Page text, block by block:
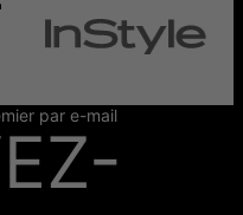
par e-mail